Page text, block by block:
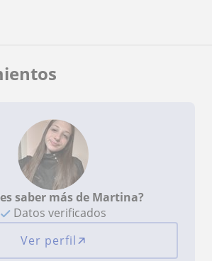
saber más de Martina?
Datos verificados
Ver perfil